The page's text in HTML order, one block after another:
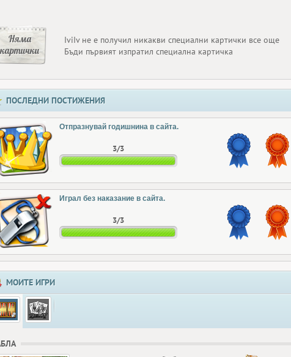
Няма
картички
IviIv не е получил никакви специални картички все още
Бъди първият изпратил специална картичка
ПОСЛЕДНИ ПОСТИЖЕНИЯ
Отпразнувай годишнина в сайта.
3/3
Играл без наказание в сайта.
3/3
МОИТЕ ИГРИ